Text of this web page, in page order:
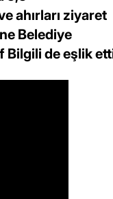
ahırları ziyaret
Belediye
Bilgili de eşlik